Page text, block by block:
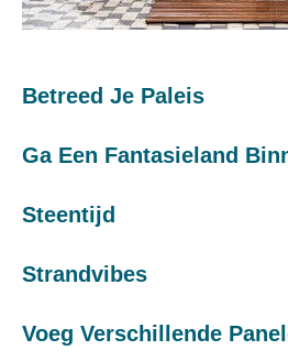
Betreed Je Paleis
Ga Een Fantasieland
Steentijd
Strandvibes
Voeg Verschillende